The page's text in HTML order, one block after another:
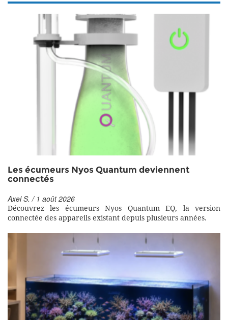
Les écumeurs Nyos Quantum deviennent
connectés
Axel S. / 1 août 2026
Découvrez les écumeurs Nyos Quantum EQ, la version
connectée des appareils existant depuis plusieurs années.